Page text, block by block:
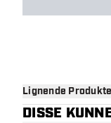
Lignende
DISSE